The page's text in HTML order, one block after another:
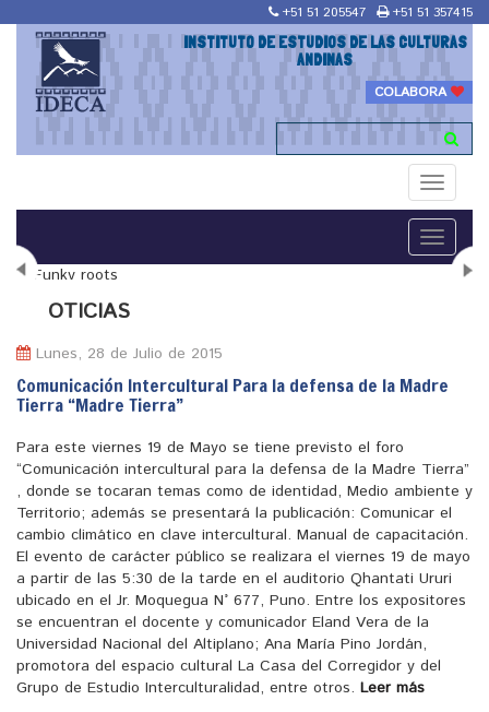
+51 51 205547 +51 51 357415
INSTITUTO DE ESTUDIOS DE LAS CULTURAS
ANDINAS
COLABORA
Toggle
Toggle
"Maestría en Religiones y culturas Andinas"
OTICIAS
Lunes, 28 de Julio de 2015
Comunicación Intercultural Para la defensa de la Madre
Tierra “Madre Tierra”
Para este viernes 19 de Mayo se tiene previsto el foro
“Comunicación intercultural para la defensa de la Madre Tierra”
, donde se tocaran temas como de identidad, Medio ambiente y
Territorio; además se presentará la publicación: Comunicar el
cambio climático en clave intercultural. Manual de capacitación.
El evento de carácter público se realizara el viernes 19 de mayo
a partir de las 5:30 de la tarde en el auditorio Qhantati Ururi
ubicado en el Jr. Moquegua N° 677, Puno. Entre los expositores
se encuentran el docente y comunicador Eland Vera de la
Universidad Nacional del Altiplano; Ana María Pino Jordán,
promotora del espacio cultural La Casa del Corregidor y del
Grupo de Estudio Interculturalidad, entre otros. Leer más